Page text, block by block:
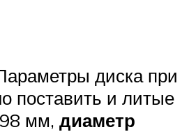
диска при
поставить и литые
мм, диаметр